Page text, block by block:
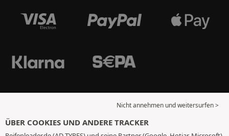
Nicht annehmen und weitersurfen >
ÜBER COOKIES UND ANDERE TRACKER